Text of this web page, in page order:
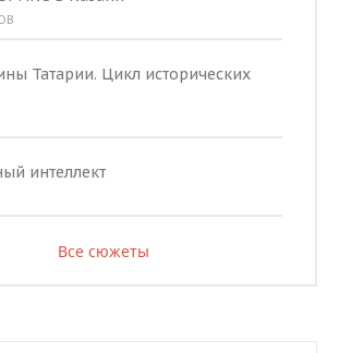
Татарии. Цикл исторических
интеллект
Все сюжеты